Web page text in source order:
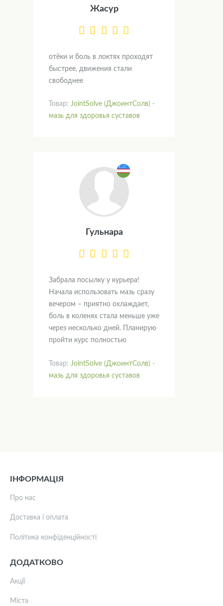
Жасур
отёки и боль в локтях проходят
быстрее, движения стали
свободнее
Товар: JointSolve (ДжоинтСолв) -
мазь для здоровья суставов
Гульнара
Забрала посылку у курьера!
Начала использовать мазь сразу
вечером – приятно охлаждает,
боль в коленях стала меньше уже
через несколько дней. Планирую
пройти курс полностью
Товар: JointSolve (ДжоинтСолв) -
мазь для здоровья суставов
ІНФОРМАЦІЯ
Про нас
Доставка і оплата
Політика конфіденційності
ДОДАТКОВО
Акції
Міста